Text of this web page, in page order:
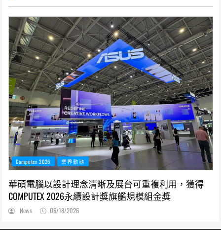
Computex 2026 業界動態
華碩電腦以設計理念清晰及展台可重複利用，獲得
COMPUTEX 2026永續設計獎旗艦規模組金獎
News 06/18/2026